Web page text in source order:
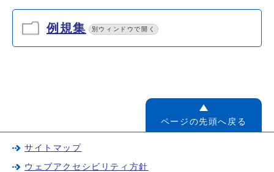
例規集 別ウィンドウで開く
ページの先頭へ戻る
サイトマップ
ウェブアクセシビリティ方針